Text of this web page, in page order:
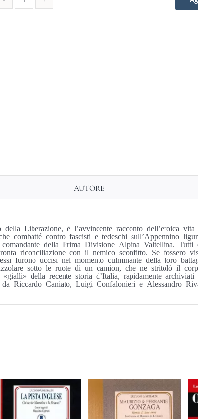
I
AUTORE
Liberazione, è l’avvincente racconto dell’eroica
combatté contro fascisti e tedeschi sull’Appennino
della Prima Divisione Alpina Valtellina.
riconciliazione con il nemico sconfitto. Se fossero
furono uccisi nel momento culminante della loro
sotto le ruote di un camion, che ne stritolò il
della recente storia d’Italia, rapidamente
Riccardo Caniato, Luigi Confalonieri e Alessandro